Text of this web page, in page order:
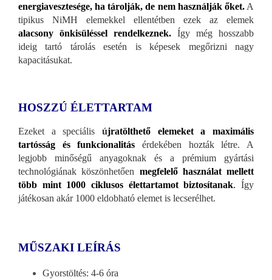
energiavesztesége, ha tárolják, de nem használják őket.A
tipikus NiMH elemekkel ellentétben ezek az elemek
alacsony önkisüléssel rendelkeznek. Így még hosszabb
ideig tartó tárolás esetén is képesek megőrizni nagy
kapacitásukat.
HOSZZÚ ÉLETTARTAM
Ezeket a speciális újratölthető elemeket a maximális
tartósság és funkcionalitás érdekében hozták létre. A
legjobb minőségű anyagoknak és a prémium gyártási
technológiának köszönhetően megfelelő használat mellett
több mint 1000 ciklusos élettartamot biztosítanak. Így
játékosan akár 1000 eldobható elemet is lecserélhet.
MŰSZAKI LEÍRÁS
Gyorstöltés: 4-6 óra